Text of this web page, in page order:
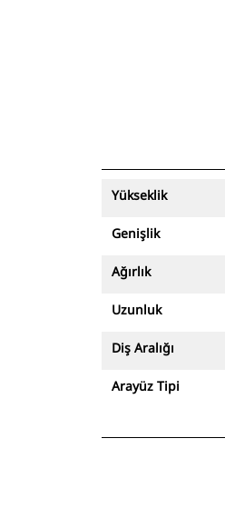
Yükseklik
Genişlik
Ağırlık
Uzunluk
Diş Aralığı
Arayüz Tipi